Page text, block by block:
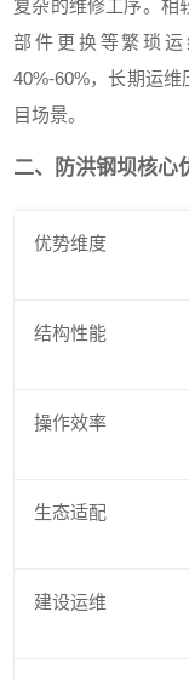
复杂的维修工序。相
部件更换等繁琐
40%-60%，长期运
目场景。
二、防洪钢坝核心
优势维度
结构性能
操作效率
生态适配
建设运维